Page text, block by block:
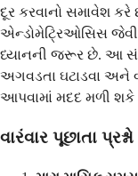
દૂર કરવાનો સમાવેશ
એન્ડોમેટ્રિઓસિસ
ધ્યાનની જરૂર છે. આ
અગવડતા ઘટાડવા અને
આપવામાં મદદ મળી શકે
વારંવાર પૂછાતા પ્રશ્નો